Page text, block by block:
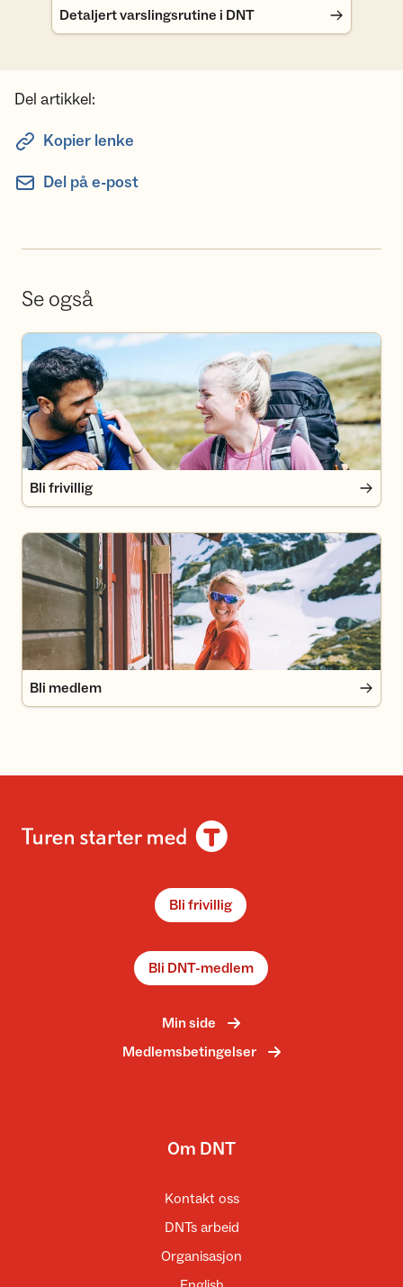
Detaljert varslingsrutine i DNT
Del artikkel:
Kopier lenke
Del på e-post
Se også
Bli frivillig
Bli frivillig
Bli medlem
Bli medlem
Bli frivillig
Bli DNT-medlem
Min side
Medlemsbetingelser
Om DNT
Kontakt oss
DNTs arbeid
Organisasjon